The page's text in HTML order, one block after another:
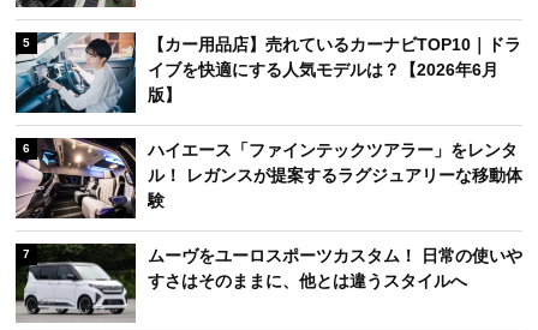
5
【カー用品店】売れているカーナビTOP10｜ドラ
イブを快適にする人気モデルは？【2026年6月
版】
6
ハイエース「ファインテックツアラー」をレンタ
ル！ レガンスが提案するラグジュアリーな移動体
験
7
ムーヴをユーロスポーツカスタム！ 日常の使いや
すさはそのままに、他とは違うスタイルへ